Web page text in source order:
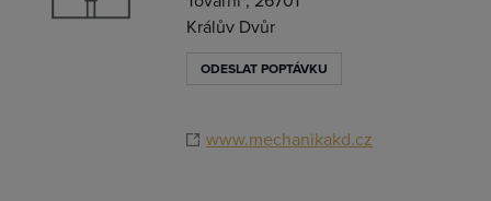
Králův Dvůr
ODESLAT POPTÁVKU
www.mechanikakd.cz